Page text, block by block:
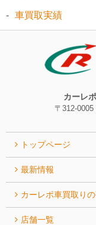
車買取実績
カーレ
〒312-
トップページ
最新情報
カーレポ⾞買取り
店舗一覧